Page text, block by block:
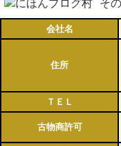
会社名
住所
ＴＥＬ
古物商許可